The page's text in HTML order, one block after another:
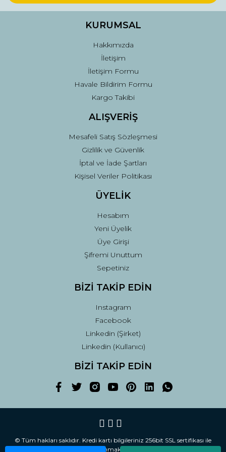
Ürün fiyatı diğer sitelerden daha pahalı.
Gönder
KURUMSAL
Hakkımızda
İletişim
İletişim Formu
Havale Bildirim Formu
Kargo Takibi
ALIŞVERİŞ
Mesafeli Satış Sözleşmesi
Gizlilik ve Güvenlik
İptal ve İade Şartları
Kişisel Veriler Politikası
ÜYELİK
Hesabım
Yeni Üyelik
Üye Girişi
Şifremi Unuttum
Sepetiniz
BİZİ TAKİP EDİN
Instagram
Facebook
Linkedin (Şirket)
Linkedin (Kullanıcı)
BİZİ TAKİP EDİN
© Tüm hakları saklıdır. Kredi kartı bilgileriniz 256bit SSL sertifikası ile
korunmaktadır.